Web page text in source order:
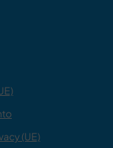
(UE)